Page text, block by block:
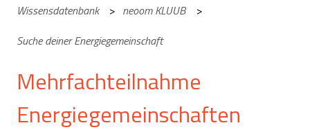
Wissensdatenbank
neoom KLUUB
Suche deiner Energiegemeinschaft
Mehrfachteilnahme
Energiegemeinschaften